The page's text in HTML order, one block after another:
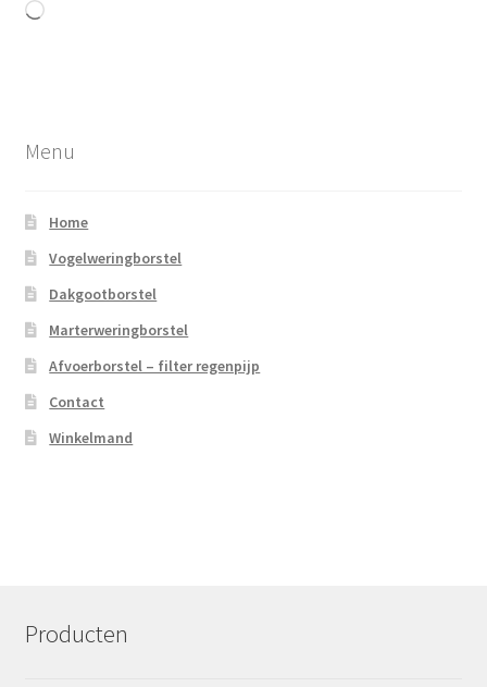
Aan
Menu
Home
Vogelweringborstel
Dakgootborstel
Marterweringborstel
Afvoerborstel – filter regenpijp
Contact
Winkelmand
Producten